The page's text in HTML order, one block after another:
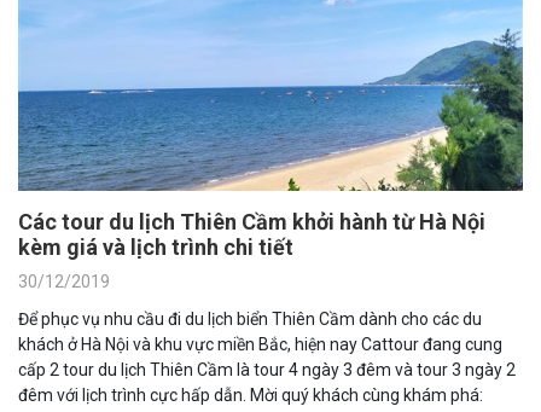
Các tour du lịch Thiên Cầm khởi hành từ Hà Nội
kèm giá và lịch trình chi tiết
30/12/2019
Để phục vụ nhu cầu đi du lịch biển Thiên Cầm dành cho các du
khách ở Hà Nội và khu vực miền Bắc, hiện nay Cattour đang cung
cấp 2 tour du lịch Thiên Cầm là tour 4 ngày 3 đêm và tour 3 ngày 2
đêm với lịch trình cực hấp dẫn. Mời quý khách cùng khám phá: